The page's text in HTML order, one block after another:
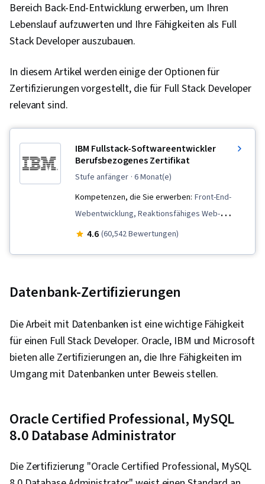
Bereich Back-End-Entwicklung erwerben, um Ihren
Lebenslauf aufzuwerten und Ihre Fähigkeiten als Full
Stack Developer auszubauen.
In diesem Artikel werden einige der Optionen für
Zertifizierungen vorgestellt, die für Full Stack Developer
relevant sind.
IBM Fullstack-Softwareentwickler
Berufsbezogenes Zertifikat
stufe anfänger · 6 Monat(e)
Kompetenzen, die Sie erwerben: Front-End-
Webentwicklung, Reaktionsfähiges Web-
Design, Software-Entwicklung, Daten
Computing, Git (Versionskontrollsystem), Cloud-
Daten-Ethik, Objekt-Relationales Mapping,
Node.JS, Cloud-Bereitstellung, Server-Seite,
Anwendungsprogrammierschnittstelle (API),
Python-Programmierung, Flask (Web-
von Anwendungen, Integrierte
Entwicklungsumgebungen, Grundsätze der
Web-Anwendungen, Künstliche Intelligenz,
Cloud-Anwendungen, Verwaltung des
4.6 (60,542 Bewertungen)
Datenbank-Zertifizierungen
Die Arbeit mit Datenbanken ist eine wichtige Fähigkeit
für einen Full Stack Developer. Oracle, IBM und Microsoft
bieten alle Zertifizierungen an, die Ihre Fähigkeiten im
Umgang mit Datenbanken unter Beweis stellen.
Oracle Certified Professional, MySQL
8.0 Database Administrator
Die Zertifizierung "Oracle Certified Professional, MySQL